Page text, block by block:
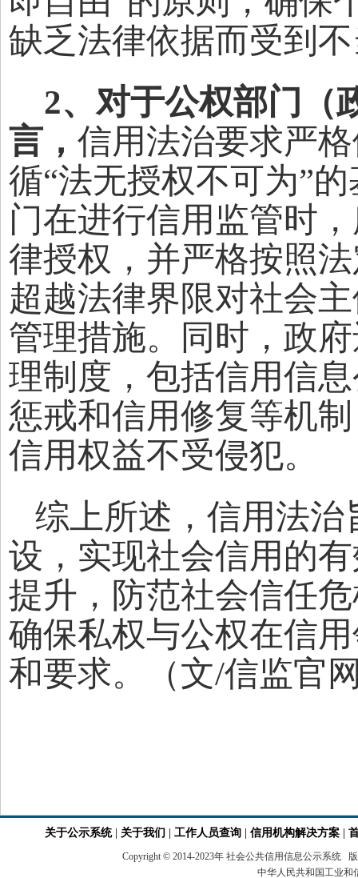
缺乏法律依据而受到
2、对于公权部门（
言， 信用法治要求严
循“法无授权不可为”
门在进行信用监管时
律授权，并严格按照
超越法律界限对社会
管理措施。同时，政
理制度，包括信用信
惩戒和信用修复等机
信用权益不受侵犯。
综上所述，信用法治
设，实现社会信用的
提升，防范社会信任
确保私权与公权在信
和要求。（文/信监官
关于公示系统| 关于我们 工作人员查询 信用机构解决方案
Copyright © 2014-2023年 社会公共信用信息公示系
中华人民共和国工业和